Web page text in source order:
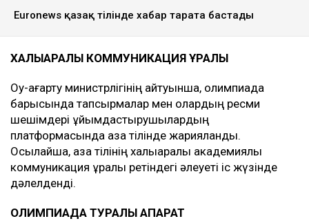
Euronews қазақ тілінде хабар тарата бастады
ХАЛЫҚАРАЛЫҚ КОММУНИКАЦИЯ ҚҰРАЛЫ
Оқу-ағарту министрлігінің айтуынша, олимпиада
барысында тапсырмалар мен олардың ресми
шешімдері ұйымдастырушылардың
платформасында қазақ тілінде жарияланды.
Осылайша, қазақ тілінің халықаралық академиялық
коммуникация құралы ретіндегі әлеуеті іс жүзінде
дәлелденді.
ОЛИМПИАДА ТУРАЛЫ АҚПАРАТ